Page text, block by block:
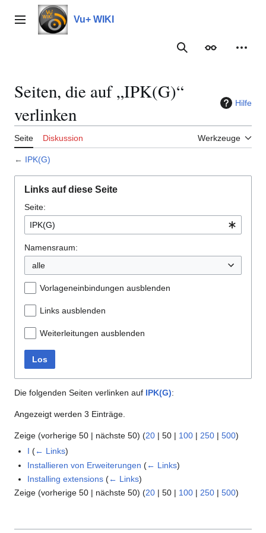
Inhalt
springenHauptmenü Vu+ WIKI
Suche
Seiten, die auf „IPK(G)“
verlinken
Hilfe
Seite Diskussion Werkzeuge
← IPK(G)
Links auf diese Seite
Seite:
Namensraum:
alle
Vorlageneinbindungen ausblenden
Links ausblenden
Weiterleitungen ausblenden
Los
Die folgenden Seiten verlinken auf IPK(G):
Angezeigt werden 3 Einträge.
Zeige (vorherige 50 | nächste 50) (20 | 50 | 100 | 250 | 500)
I (← Links)
Installieren von Erweiterungen (← Links)
Installing extensions (← Links)
Zeige (vorherige 50 | nächste 50) (20 | 50 | 100 | 250 | 500)